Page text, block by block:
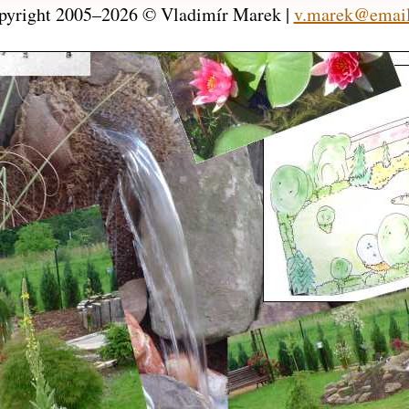
2005–2026 © Vladimír Marek |